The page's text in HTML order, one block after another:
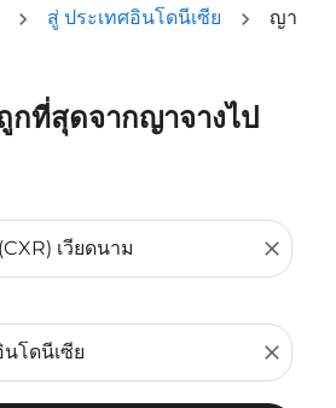
สู่ ประเทศอินโดนีเซีย
ญา
กที่สุดจากญาจางไป
close
close
องคุณ (ต้นทางและ/หรือปลายทาง) หรื